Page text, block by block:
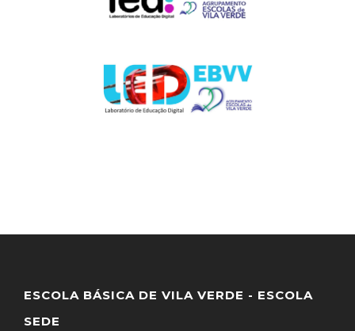
ESCOLA BÁSICA DE VILA VERDE - ESCOLA
SEDE